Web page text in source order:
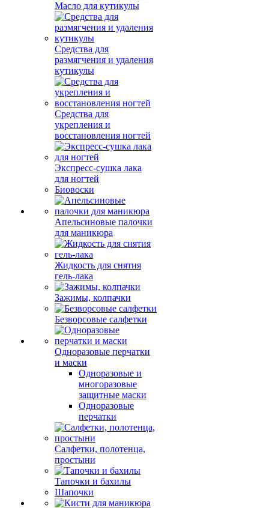
Масло для кутикулы
Средства для
размягчения и удаления
кутикулы
Средства для
укрепления и
восстановления ногтей
Экспресс-сушка лака
для ногтей
Биовоски
Апельсиновые палочки
для маникюра
Жидкость для снятия
гель-лака
Зажимы, колпачки
Безворсовые салфетки
Одноразовые перчатки
и маски
Одноразовые и
многоразовые
защитные маски
Одноразовые
перчатки
Салфетки, полотенца,
простыни
Тапочки и бахилы
Шапочки